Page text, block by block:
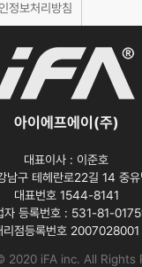
정보처리방침
아이에프에이(주)
대표이사 : 이준호
남구 테헤란로22길 14 중유
대표번호 1544-8141
자 등록번호 : 531-81-
리점등록번호 2007028001
2020 iFA inc. All Rights